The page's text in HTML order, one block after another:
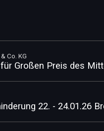
Co. KG
Großen Preis des
22. - 24.01.26